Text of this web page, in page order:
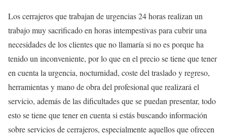
Los cerrajeros que trabajan de urgencias 24 horas realizan un
trabajo muy sacrificado en horas intempestivas para cubrir una
necesidades de los clientes que no llamaría si no es porque ha
tenido un inconveniente, por lo que en el precio se tiene que tener
en cuenta la urgencia, nocturnidad, coste del traslado y regreso,
herramientas y mano de obra del profesional que realizará el
servicio, además de las dificultades que se puedan presentar, todo
esto se tiene que tener en cuenta si estás buscando información
sobre servicios de cerrajeros, especialmente aquellos que ofrecen